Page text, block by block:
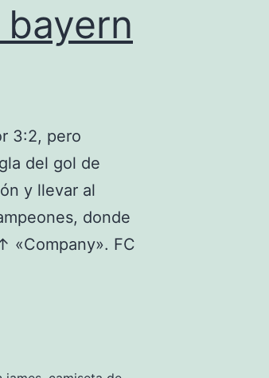
3:2, pero
del gol de
y llevar al
donde
«Company». FC